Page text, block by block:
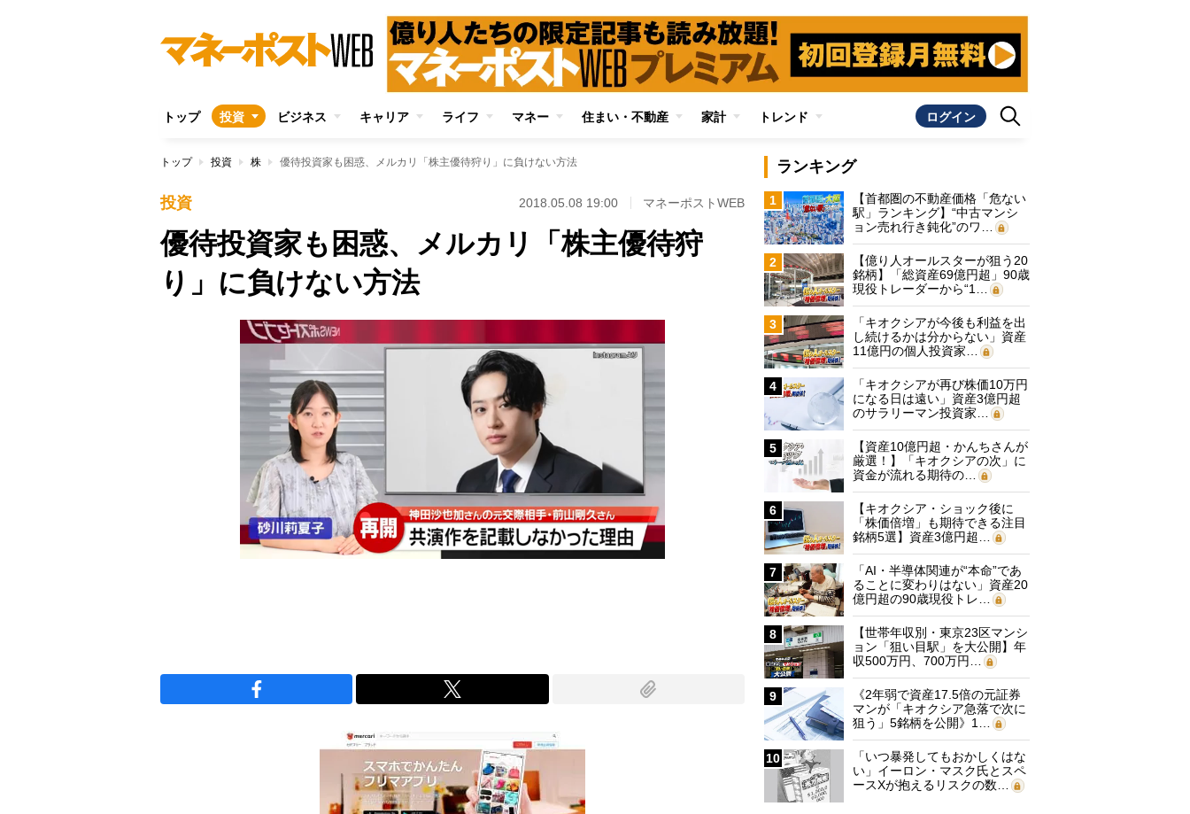
トップ 投資 ビジネス キャリア ライフ マネー 住まい・不動産 家計 トレンド ログイン
トップ 投資 株 優待投資家も困惑、メルカリ「株主優待狩り」に負けない方法
投資 2018.05.08 19:00 マネーポストWEB
優待投資家も困惑、メルカリ「株主優待狩
り」に負けない方法
ランキング
1
【首都圏の不動産価格「危ない
駅」ランキング】“中古マンシ
ョン売れ行き鈍化”のワ…
2
【億り人オールスターが狙う20
銘柄】「総資産69億円超」90歳
現役トレーダーから“1…
3
「キオクシアが今後も利益を出
し続けるかは分からない」資産
11億円の個人投資家…
4
「キオクシアが再び株価10万円
になる日は遠い」資産3億円超
のサラリーマン投資家…
5
【資産10億円超・かんちさんが
厳選！】「キオクシアの次」に
資金が流れる期待の…
6
【キオクシア・ショック後に
「株価倍増」も期待できる注目
銘柄5選】資産3億円超…
7
「AI・半導体関連が“本命”であ
ることに変わりはない」資産20
億円超の90歳現役トレ…
8
【世帯年収別・東京23区マンシ
ョン「狙い目駅」を大公開】年
収500万円、700万円…
9
《2年弱で資産17.5倍の元証券
マンが「キオクシア急落で次に
狙う」5銘柄を公開》1…
10
「いつ暴発してもおかしくはな
い」イーロン・マスク氏とスペ
ースXが抱えるリスクの数…